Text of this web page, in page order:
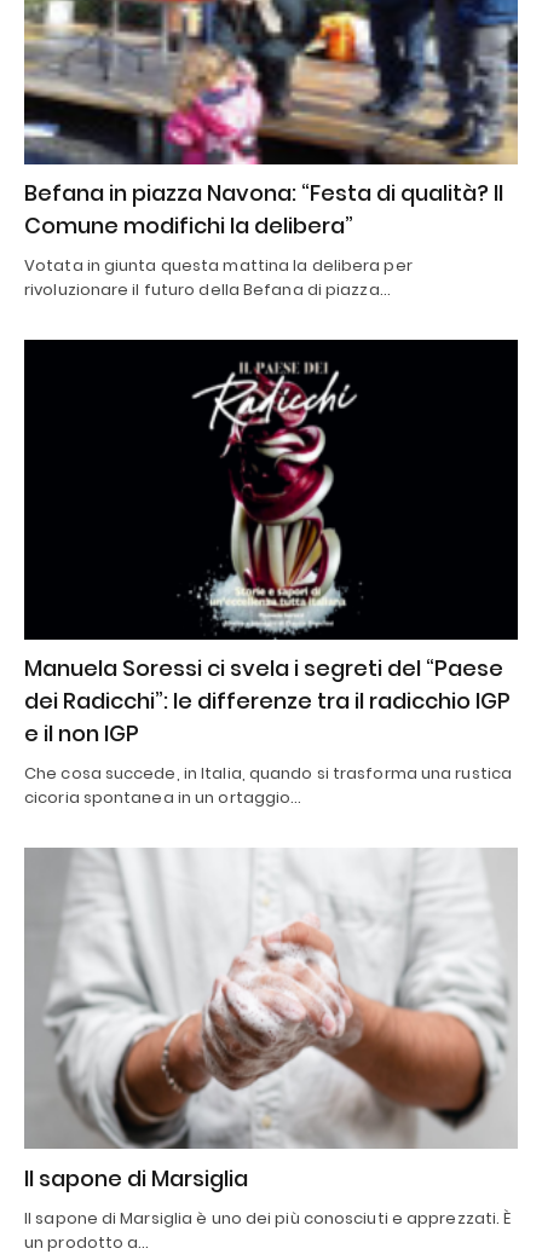
Befana in piazza Navona: “Festa di qualità? Il
Comune modifichi la delibera”
Votata in giunta questa mattina la delibera per
rivoluzionare il futuro della Befana di piazza…
Manuela Soressi ci svela i segreti del “Paese
dei Radicchi”: le differenze tra il radicchio IGP
e il non IGP
Che cosa succede, in Italia, quando si trasforma una rustica
cicoria spontanea in un ortaggio…
Il sapone di Marsiglia
Il sapone di Marsiglia è uno dei più conosciuti e apprezzati. È
un prodotto a…